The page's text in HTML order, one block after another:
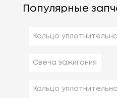
Популярные
Кольцо
Свеча зажигания
Кольцо